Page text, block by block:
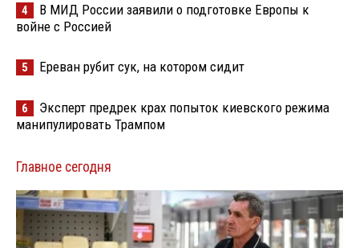
4
В МИД России заявили о подготовке Европы к
войне с Россией
5 Ереван рубит сук, на котором сидит
6
Эксперт предрек крах попыток киевского режима
манипулировать Трампом
Главное сегодня